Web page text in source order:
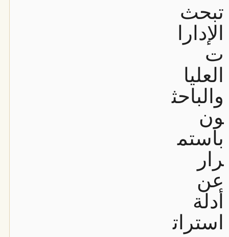
تبحث
الإدارا
ت
العليا
والباحث
ون
باستم
رار
عن
أدلة
استرات